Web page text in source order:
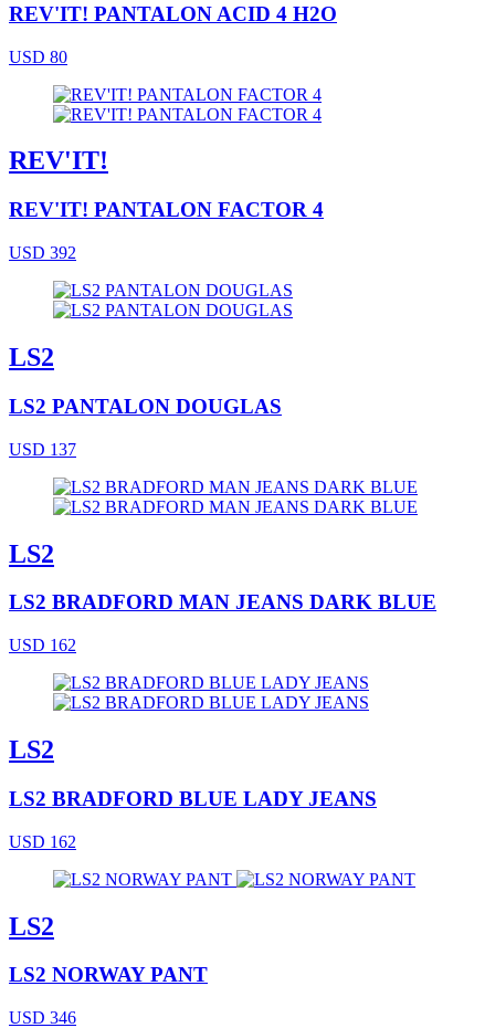
REV'IT! PANTALON ACID 4 H2O
USD 80
REV'IT!
REV'IT! PANTALON FACTOR 4
USD 392
LS2
LS2 PANTALON DOUGLAS
USD 137
LS2
LS2 BRADFORD MAN JEANS DARK BLUE
USD 162
LS2
LS2 BRADFORD BLUE LADY JEANS
USD 162
LS2
LS2 NORWAY PANT
USD 346